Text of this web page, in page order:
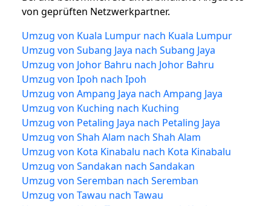
von geprüften Netzwerkpartner.
Umzug von Kuala Lumpur nach Kuala Lumpur
Umzug von Subang Jaya nach Subang Jaya
Umzug von Johor Bahru nach Johor Bahru
Umzug von Ipoh nach Ipoh
Umzug von Ampang Jaya nach Ampang Jaya
Umzug von Kuching nach Kuching
Umzug von Petaling Jaya nach Petaling Jaya
Umzug von Shah Alam nach Shah Alam
Umzug von Kota Kinabalu nach Kota Kinabalu
Umzug von Sandakan nach Sandakan
Umzug von Seremban nach Seremban
Umzug von Tawau nach Tawau